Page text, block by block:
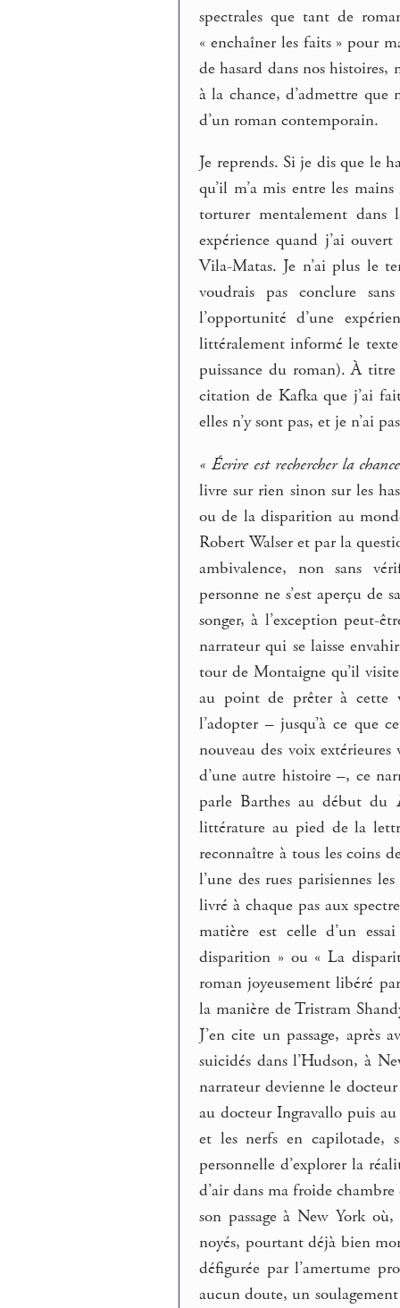
spectrales que tant de
« enchaîner les faits » pour
de hasard dans nos histoires,
à la chance, d’admettre que
d’un roman contemporain.
Je reprends. Si je dis que le
qu’il m’a mis entre les
torturer mentalement dans
expérience quand j’ai
Vila-Matas. Je n’ai plus le
voudrais pas conclure
l’opportunité d’une
littéralement informé le texte
puissance du roman). À
citation de Kafka que j’ai
elles n’y sont pas, et je n’ai
« Écrire est rechercher la
livre sur rien sinon sur les
ou de la disparition au
Robert Walser et par la
ambivalence, non sans
personne ne s’est aperçu de
songer, à l’exception peut-
narrateur qui se laisse
tour de Montaigne qu’il
au point de prêter à cette
l’adopter – jusqu’à ce que
nouveau des voix
d’une autre histoire –, ce
parle Barthes au début du
littérature au pied de la
reconnaître à tous les coins
l’une des rues parisiennes
livré à chaque pas aux
matière est celle d’un
disparition » ou « La
roman joyeusement libéré
la manière de Tristram
J’en cite un passage, après
suicidés dans l’Hudson, à
narrateur devienne le
au docteur Ingravallo puis
et les nerfs en capilotade,
personnelle d’explorer la
d’air dans ma froide
son passage à New York
noyés, pourtant déjà bien
défigurée par l’amertume
aucun doute, un